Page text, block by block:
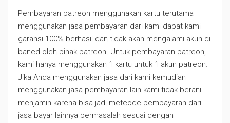
Pembayaran patreon menggunakan kartu terutama
menggunakan jasa pembayaran dari kami dapat kami
garansi 100% berhasil dan tidak akan mengalami akun di
baned oleh pihak patreon. Untuk pembayaran patreon,
kami hanya menggunakan 1 kartu untuk 1 akun patreon.
Jika Anda menggunakan jasa dari kami kemudian
menggunakan jasa pembayaran lain kami tidak berani
menjamin karena bisa jadi meteode pembayaran dari
jasa bayar lainnya bermasalah sesuai dengan